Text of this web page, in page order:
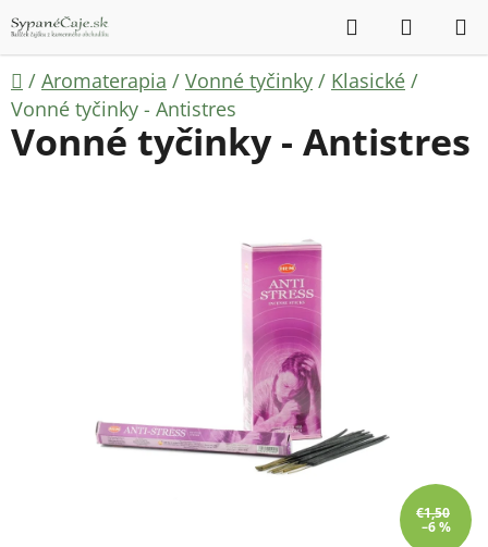
na
obsah
Hľadať
KOŠÍK
Domov
/ Aromaterapia / Vonné tyčinky / Klasické /
Vonné tyčinky - Antistres
Vonné tyčinky - Antistres
€1,50
–6 %